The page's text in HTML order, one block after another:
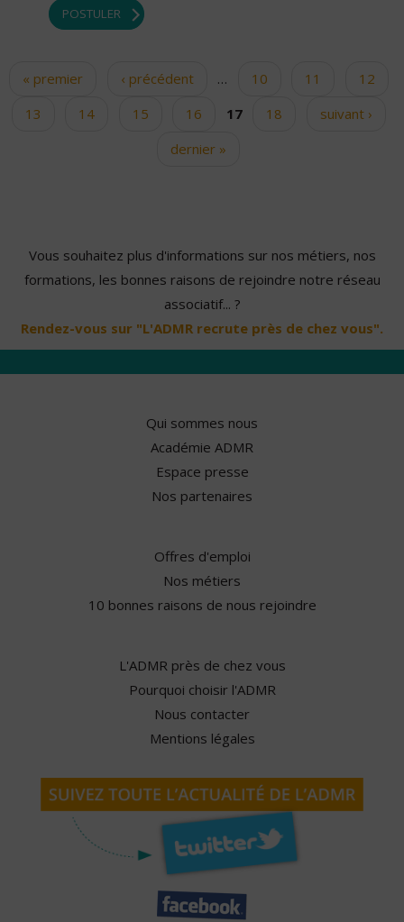
POSTULER
Pages
« premier ‹ précédent … 10 11
12
13
14 15 16 17 18
suivant ›
dernier »
Vous souhaitez plus d'informations sur nos métiers, nos
formations, les bonnes raisons de rejoindre notre réseau
associatif... ?
Rendez-vous sur "L'ADMR recrute près de chez vous".
Qui sommes nous
Académie ADMR
Espace presse
Nos partenaires
Offres d'emploi
Nos métiers
10 bonnes raisons de nous rejoindre
L'ADMR près de chez vous
Pourquoi choisir l'ADMR
Nous contacter
Mentions légales